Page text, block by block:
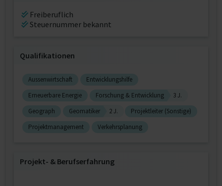
Freiberuflich
Steuernummer bekannt
Qualifikationen
Aussenwirtschaft
Entwicklungshilfe
Erneuerbare Energie
Forschung & Entwicklung
3 J.
Geograph
Geomatiker 2 J.
Projektleiter (Sonstige)
Projektmanagement
Verkehrsplanung
Projekt‐ & Berufserfahrung